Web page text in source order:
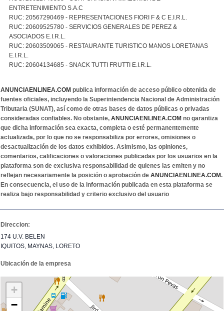
ENTRETENIMIENTO S.A.C
RUC: 20567290469 - REPRESENTACIONES FIORI F & C E.I.R.L.
RUC: 20609525780 - SERVICIOS GENERALES DE PEREZ &
ASOCIADOS E.I.R.L.
RUC: 20603509065 - RESTAURANTE TURISTICO MANOS LORETANAS
E.I.R.L.
RUC: 20604134685 - SNACK TUTTI FRUTTI E.I.R.L.
ANUNCIAENLINEA.COM publica información de acceso público obtenida de
fuentes oficiales, incluyendo la Superintendencia Nacional de Administración
Tributaria (SUNAT), así como de otras bases de datos públicas o privadas
consideradas confiables. No obstante, ANUNCIAENLINEA.COM no garantiza
que dicha información sea exacta, completa o esté permanentemente
actualizada, por lo que no se responsabiliza por errores, omisiones o
desactualización de los datos exhibidos. Asimismo, las opiniones,
comentarios, calificaciones o valoraciones publicadas por los usuarios en la
plataforma son de exclusiva responsabilidad de quienes las emiten y no
reflejan necesariamente la posición o aprobación de ANUNCIAENLINEA.COM.
En consecuencia, el uso de la información publicada en esta plataforma se
realiza bajo responsabilidad y criterio exclusivo del usuario
Direccion:
174 U.V. BELEN
IQUITOS, MAYNAS, LORETO
Ubicación de la empresa
+
−